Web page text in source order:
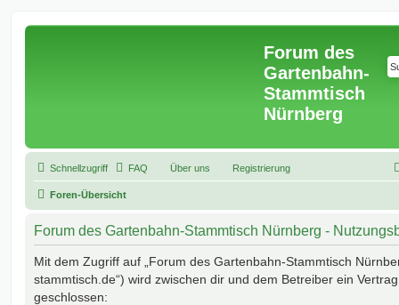
Forum des
Gartenbahn-
Stammtisch
Nürnberg
Schnellzugriff FAQ Über uns Registrierung
Foren-Übersicht
Forum des Gartenbahn-Stammtisch Nürnberg -
Mit dem Zugriff auf „Forum des Gartenbahn-Stammtisch
stammtisch.de“) wird zwischen dir und dem Betreiber ein
geschlossen: